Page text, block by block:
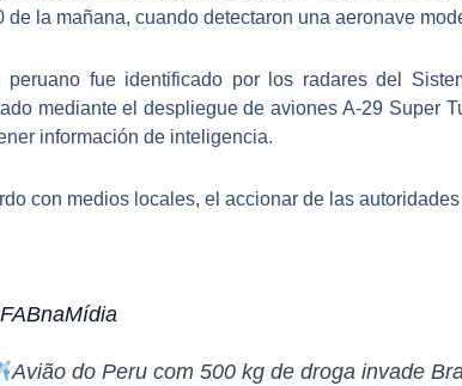
de la mañana, cuando detectaron una aeronave
peruano fue identificado por los radares del
mediante el despliegue de avionesA-29 Super
información de inteligencia.
con medios locales, el accionar de las
Avião do Peru com 500 kg de droga invade